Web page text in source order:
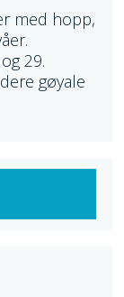
med hopp,
29.
gøyale